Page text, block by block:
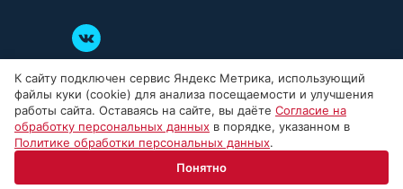
К сайту подключен сервис Яндекс Метрика, использующий
файлы куки (cookie) для анализа посещаемости и улучшения
работы сайта. Оставаясь на сайте, вы даёте Согласие на
обработку персональных данных в порядке, указанном в
Политике обработки персональных данных.
Понятно